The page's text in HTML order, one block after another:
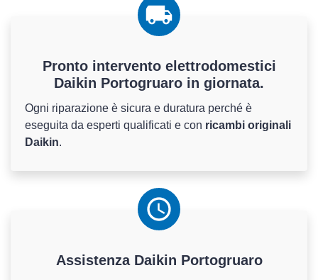
Pronto intervento elettrodomestici
Daikin Portogruaro in giornata.
Ogni riparazione è sicura e duratura perché è
eseguita da esperti qualificati e con ricambi originali
Daikin.
Assistenza Daikin Portogruaro